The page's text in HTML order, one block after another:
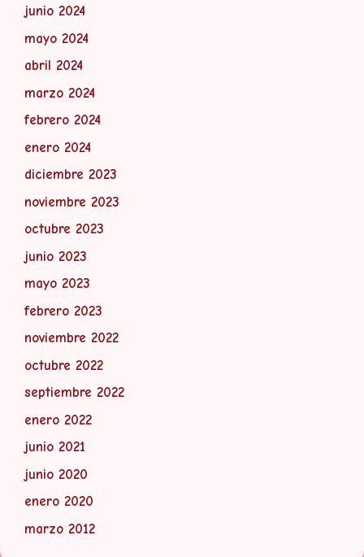
junio 2024
mayo 2024
abril 2024
marzo 2024
febrero 2024
enero 2024
diciembre 2023
noviembre 2023
octubre 2023
junio 2023
mayo 2023
febrero 2023
noviembre 2022
octubre 2022
septiembre 2022
enero 2022
junio 2021
junio 2020
enero 2020
marzo 2012